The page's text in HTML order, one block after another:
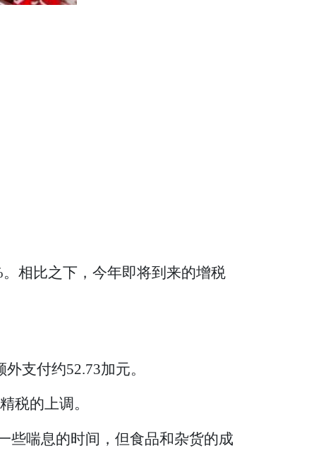
相比之下，今年即将到来的增税
支付约52.73加元。
税的上调。
些喘息的时间，但食品和杂货的成